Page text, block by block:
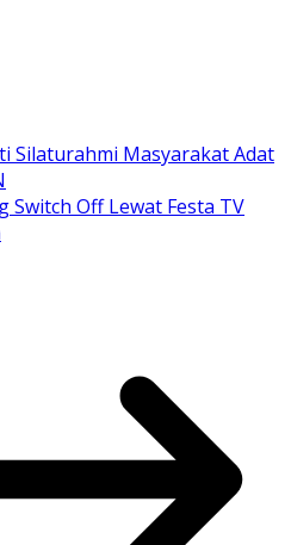
Silaturahmi Masyarakat Adat
Switch Off Lewat Festa TV